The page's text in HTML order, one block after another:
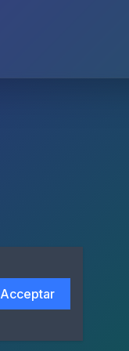
Acceptar